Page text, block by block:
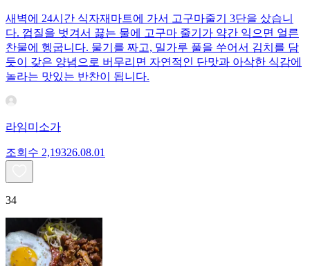
새벽에 24시간 식자재마트에 가서 고구마줄기 3단을 샀습니
다. 껍질을 벗겨서 끓는 물에 고구마 줄기가 약간 익으면 얼른
찬물에 헹굽니다. 물기를 짜고, 밀가루 풀을 쑤어서 김치를 담
듯이 갖은 양념으로 버무리면 자연적인 단맛과 아삭한 식감에
놀라는 맛있는 반찬이 됩니다.
라임미소가
조회수 2,19326.08.01
34